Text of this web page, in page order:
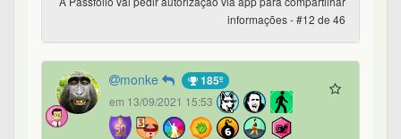
informações - #12 de 46
monke 185º
em 13/09/2021 15:53